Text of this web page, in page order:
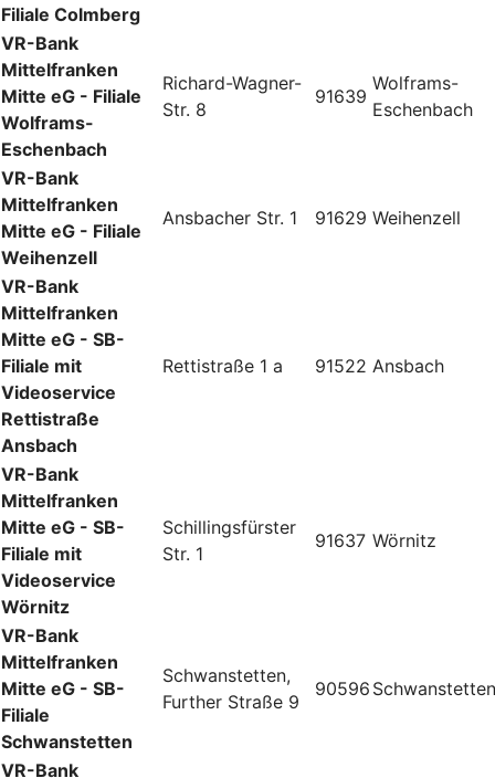
Filiale Colmberg
VR-Bank
Mittelfranken
Mitte eG - Filiale
Wolframs-
Eschenbach
Richard-Wagner-
Str. 8
91639
Wolframs-
Eschenbach
VR-Bank
Mittelfranken
Mitte eG - Filiale
Weihenzell
Ansbacher Str. 1 91629 Weihenzell
VR-Bank
Mittelfranken
Mitte eG - SB-
Filiale mit
Videoservice
Rettistraße
Ansbach
Rettistraße 1 a 91522 Ansbach
VR-Bank
Mittelfranken
Mitte eG - SB-
Filiale mit
Videoservice
Wörnitz
Schillingsfürster
Str. 1
91637 Wörnitz
VR-Bank
Mittelfranken
Mitte eG - SB-
Filiale
Schwanstetten
Schwanstetten,
Further Straße 9
90596 Schwanstetten
VR-Bank